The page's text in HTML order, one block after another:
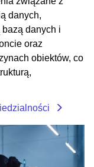
danych,
danych i
oraz
obiektów, co